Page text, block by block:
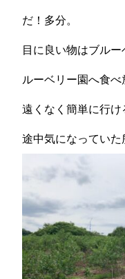
だ！多分。
目に良い物はブル
ルーベリー園へ食べ
遠くなく簡単に行け
途中気になっていた